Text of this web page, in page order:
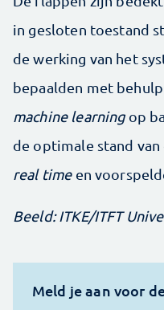
in gesloten toestand
de werking van het
bepaalden met behulp
machine learningop
de optimale stand van
real time en
Beeld: ITKE/ITFT
Meld je aan voor